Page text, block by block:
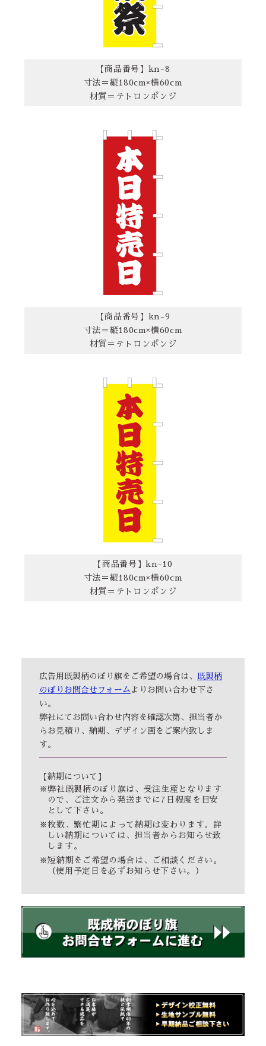
【商品番号】kn-8
寸法＝縦180cm×横60cm
材質＝テトロンポンジ
【商品番号】kn-9
寸法＝縦180cm×横60cm
材質＝テトロンポンジ
【商品番号】kn-10
寸法＝縦180cm×横60cm
材質＝テトロンポンジ
広告用既製柄のぼり旗をご希望の場合は、 既製柄
のぼりお問合せフォーム よりお問い合わせ下さ
い。
弊社にてお問い合わせ内容を確認次第、担当者か
らお見積り、納期、デザイン画をご案内致しま
す。
【納期について】
※弊社既製柄のぼり旗は、受注生産となります
ので、ご注文から発送までに7日程度を目安
として下さい。
※枚数、繁忙期によって納期は変わります。詳
しい納期については、担当者からお知らせ致
します。
※短納期をご希望の場合は、ご相談ください。
（使用予定日を必ずお知らせ下さい。）